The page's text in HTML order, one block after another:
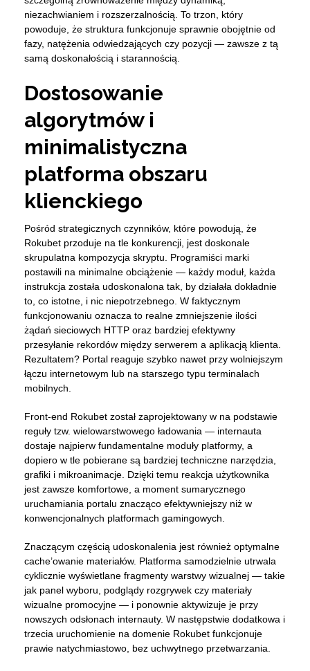
niezachwianiem i rozszerzalnością. To trzon, który
powoduje, że struktura funkcjonuje sprawnie obojętnie od
fazy, natężenia odwiedzających czy pozycji — zawsze z tą
samą doskonałością i starannością.
Dostosowanie
algorytmów i
minimalistyczna
platforma obszaru
klienckiego
Pośród strategicznych czynników, które powodują, że
Rokubet przoduje na tle konkurencji, jest doskonale
skrupulatna kompozycja skryptu. Programiści marki
postawili na minimalne obciążenie — każdy moduł, każda
instrukcja została udoskonalona tak, by działała dokładnie
to, co istotne, i nic niepotrzebnego. W faktycznym
funkcjonowaniu oznacza to realne zmniejszenie ilości
żądań sieciowych HTTP oraz bardziej efektywny
przesyłanie rekordów między serwerem a aplikacją klienta.
Rezultatem? Portal reaguje szybko nawet przy wolniejszym
łączu internetowym lub na starszego typu terminalach
mobilnych.
Front-end Rokubet został zaprojektowany w na podstawie
reguły tzw. wielowarstwowego ładowania — internauta
dostaje najpierw fundamentalne moduły platformy, a
dopiero w tle pobierane są bardziej techniczne narzędzia,
grafiki i mikroanimacje. Dzięki temu reakcja użytkownika
jest zawsze komfortowe, a moment sumarycznego
uruchamiania portalu znacząco efektywniejszy niż w
konwencjonalnych platformach gamingowych.
Znaczącym częścią udoskonalenia jest również optymalne
cache’owanie materiałów. Platforma samodzielnie utrwala
cyklicznie wyświetlane fragmenty warstwy wizualnej — takie
jak panel wyboru, podglądy rozgrywek czy materiały
wizualne promocyjne — i ponownie aktywizuje je przy
nowszych odsłonach internauty. W następstwie dodatkowa i
trzecia uruchomienie na domenie Rokubet funkcjonuje
prawie natychmiastowo, bez uchwytnego przetwarzania.